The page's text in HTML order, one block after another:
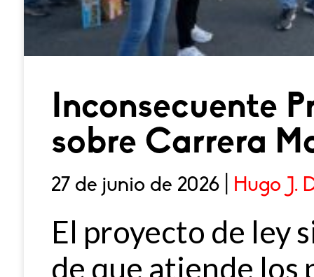
Inconsecuente
sobre Carrera
27 de junio de 2026 | Hugo J.
El proyecto de ley
de que atiende los